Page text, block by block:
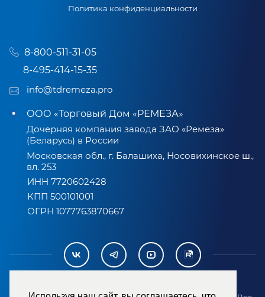
Политика конфиденциальности
8-800-511-31-05
8-495-414-15-35
info@tdremeza.pro
ООО «Торговый Дом «РЕМЕЗА»
Дочерняя компания завода ЗАО «Ремеза»
(Беларусь) в России
Московская обл., г. Балашиха, Носовихинское ш.,
вл. 253
ИНН 7720602428
КПП 500101001
ОГРН 1077763870667